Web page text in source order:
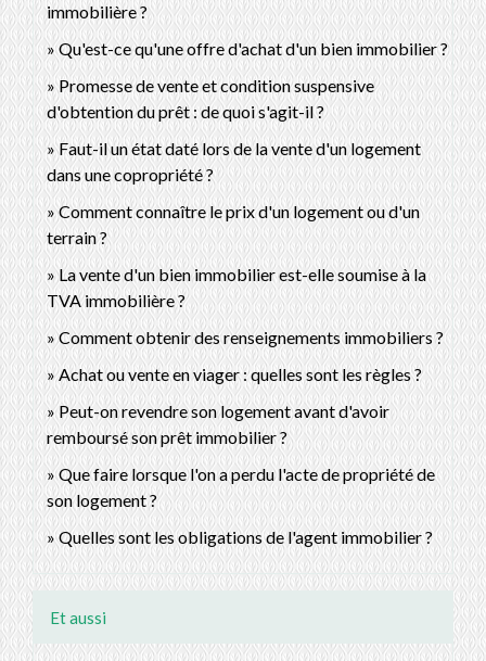
immobilière ?
Qu'est-ce qu'une offre d'achat d'un bien immobilier ?
Promesse de vente et condition suspensive
d'obtention du prêt : de quoi s'agit-il ?
Faut-il un état daté lors de la vente d'un logement
dans une copropriété ?
Comment connaître le prix d'un logement ou d'un
terrain ?
La vente d'un bien immobilier est-elle soumise à la
TVA immobilière ?
Comment obtenir des renseignements immobiliers ?
Achat ou vente en viager : quelles sont les règles ?
Peut-on revendre son logement avant d'avoir
remboursé son prêt immobilier ?
Que faire lorsque l'on a perdu l'acte de propriété de
son logement ?
Quelles sont les obligations de l'agent immobilier ?
Et aussi